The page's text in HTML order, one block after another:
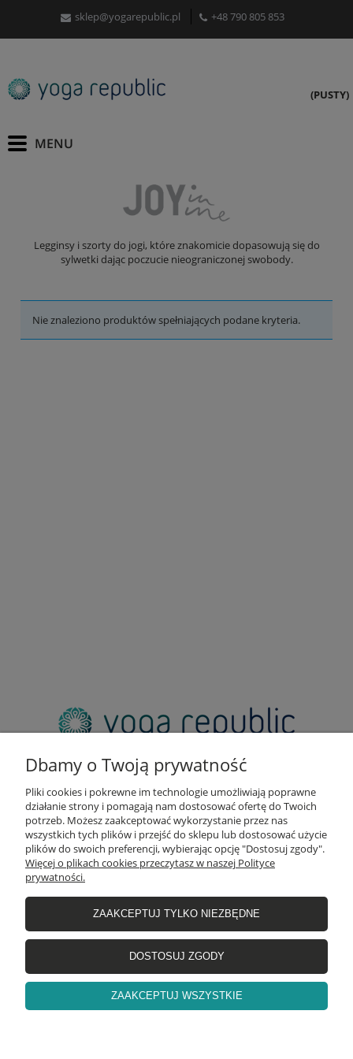
sklep@yogarepublic.pl +48 790 805 853
(PUSTY)
Legginsy i szorty do jogi, które znakomicie dopasowują się do
sylwetki dając poczucie nieograniczonej swobody.
Nie znaleziono produktów spełniających podane kryteria.
email:
telefon:
+48 790 805 853
INFO
WIĘCEJ O NAS
GODZINY OTWARCIA
Dbamy o Twoją prywatność
Pliki cookies i pokrewne im technologie umożliwiają poprawne
działanie strony i pomagają nam dostosować ofertę do Twoich
potrzeb. Możesz zaakceptować wykorzystanie przez nas
wszystkich tych plików i przejść do sklepu lub dostosować użycie
plików do swoich preferencji, wybierając opcję "Dostosuj zgody".
Więcej o plikach cookies przeczytasz w naszej Polityce
prywatności.
ZAAKCEPTUJ TYLKO NIEZBĘDNE
DOSTOSUJ ZGODY
ZAAKCEPTUJ WSZYSTKIE